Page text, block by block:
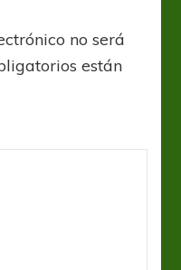
no será
están